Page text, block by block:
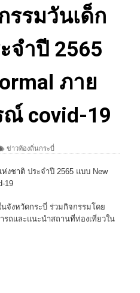
รรมวันเด็ก
จำปี 2565
ภาย
covid-19
ข่าวท้องถิ่นกระบี่
งชาติ ประจำปี 2565 แบบ New
19
จังหวัดกระบี่ ร่วมกิจกรรมโดย
ถและแนะนำสถานที่ท่องเที่ยวใน